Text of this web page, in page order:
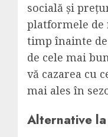
socială și
platformele
timp înainte
de cele mai
vă cazarea cu
mai ales în
Alternative